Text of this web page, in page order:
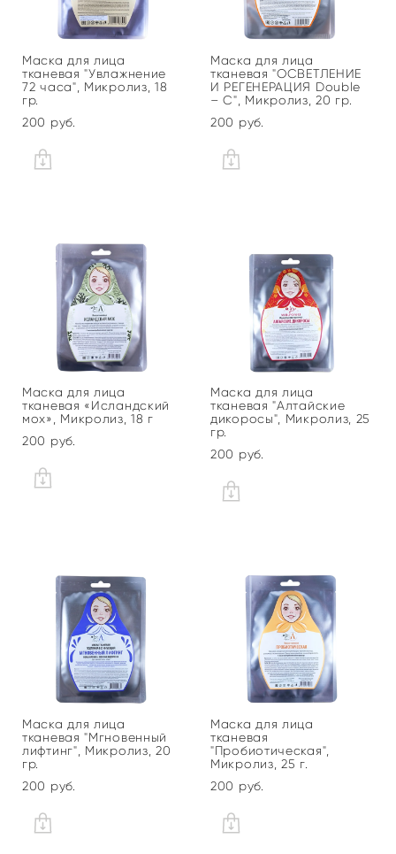
Маска для лица
тканевая "Увлажнение
72 часа", Микролиз, 18
гр.
200 pуб.
Маска для лица
тканевая "ОСВЕТЛЕНИЕ
И РЕГЕНЕРАЦИЯ Double
– С", Микролиз, 20 гр.
200 pуб.
Маска для лица
тканевая «Исландский
мох», Микролиз, 18 г
200 pуб.
Маска для лица
тканевая "Алтайские
дикоросы", Микролиз, 25
гр.
200 pуб.
Маска для лица
тканевая "Мгновенный
лифтинг", Микролиз, 20
гр.
200 pуб.
Маска для лица
тканевая
"Пробиотическая",
Микролиз, 25 г.
200 pуб.